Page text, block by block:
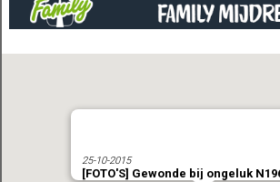
25-10-2015
[FOTO'S] Gewonde bij ongeluk